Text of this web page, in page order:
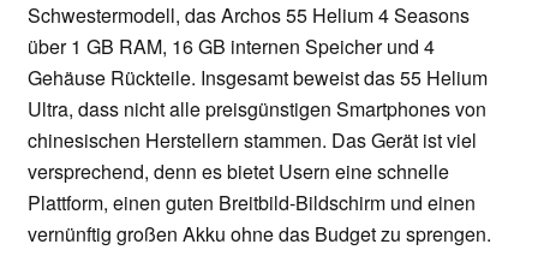
Schwestermodell, das Archos 55 Helium 4 Seasons
über 1 GB RAM, 16 GB internen Speicher und 4
Gehäuse Rückteile. Insgesamt beweist das 55 Helium
Ultra, dass nicht alle preisgünstigen Smartphones von
chinesischen Herstellern stammen. Das Gerät ist viel
versprechend, denn es bietet Usern eine schnelle
Plattform, einen guten Breitbild-Bildschirm und einen
vernünftig großen Akku ohne das Budget zu sprengen.